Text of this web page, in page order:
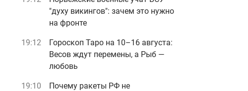
"духу викингов": зачем это нужно
на фронте
19:12
Гороскоп Таро на 10–16 августа:
Весов ждут перемены, а Рыб —
любовь
19:10
Почему ракеты РФ не